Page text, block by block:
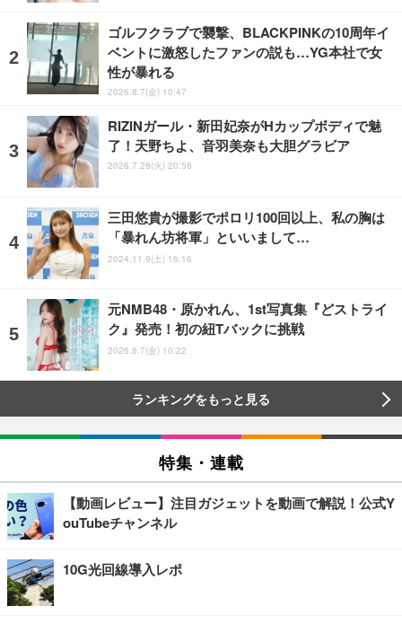
ゴルフクラブで襲撃、BLACKPINKの10周年イ
ベントに激怒したファンの説も…YG本社で女
性が暴れる
2026.8.7(金) 10:47
RIZINガール・新田妃奈がHカップボディで魅
了！天野ちよ、音羽美奈も大胆グラビア
2026.7.28(火) 20:58
三田悠貴が撮影でポロリ100回以上、私の胸は
「暴れん坊将軍」といいまして…
2024.11.9(土) 16:16
元NMB48・原かれん、1st写真集『どストライ
ク』発売！初の紐Tバックに挑戦
2026.8.7(金) 10:22
ランキングをもっと見る
特集・連載
【動画レビュー】注目ガジェットを動画で解説！公式Y
ouTubeチャンネル
10G光回線導入レポ